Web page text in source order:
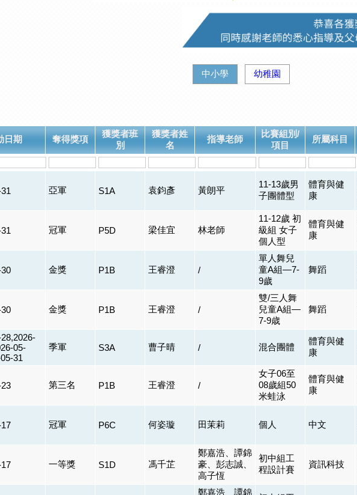
中小學 幼稚園
日期 奪得獎項
獲獎者班
別
獲獎者姓
名
指導老師
比賽組別/
項目
所屬科目
亞軍 S1A 袁鈞彥 黃朗平
11-13歲男
子團體型
體育與健
康
冠軍 P5D 梁佳宜 林老師
11-12歲 初
級組 女子
個⼈型
體育與健
康
金獎 P1B 王睿澄 /
單人舞兒
童A組—7-
9歲
舞蹈
金獎 P1B 王睿澄 /
雙/三人舞
兒童A組—
7-9歳
舞蹈
05-
31
季軍 S3A 曹子晴 / 混合團體
體育與健
康
第三名 P1B 王睿澄 /
女子06至
08歲組50
米蛙泳
體育與健
康
冠軍 P6C 何姿璇 田茉莉 個人 中文
一等獎 S1D 馮千芷
鄭嘉浩、譚錦
豪、彭志誠、
高子恆
初中組工
程設計賽
資訊科技
鄭嘉浩、譚錦